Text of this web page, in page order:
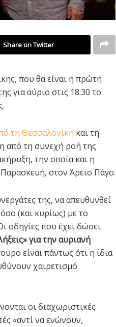
Share on Twitter
που θα είναι η πρώτη
για αύριο στις 18:30 το
τη Θεσσαλονίκη και τη
από τη συνεχή ροή της
την οποία και η
στον Άρειο Πάγο.
της, να απευθυνθεί
(και κυρίως) με το
οδηγίες που έχει δώσει
για την αυριανή
είναι πάντως ότι η ίδια
χαιρετισμό
οι διαχωριστικές
«αντί να ενώνουν,